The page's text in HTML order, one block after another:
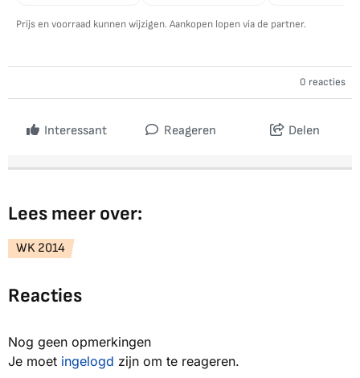
Prijs en voorraad kunnen wijzigen. Aankopen lopen via de partner.
0 reacties
Interessant Reageren Delen
Lees meer over:
WK 2014
Reacties
Nog geen opmerkingen
Je moet ingelogd zijn om te reageren.